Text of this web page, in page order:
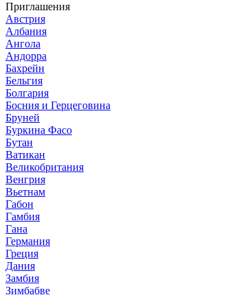
Приглашения
Австрия
Албания
Ангола
Андорра
Бахрейн
Бельгия
Болгария
Босния и Герцеговина
Бруней
Буркина Фасо
Бутан
Ватикан
Великобритания
Венгрия
Вьетнам
Габон
Гамбия
Гана
Германия
Греция
Дания
Замбия
Зимбабве